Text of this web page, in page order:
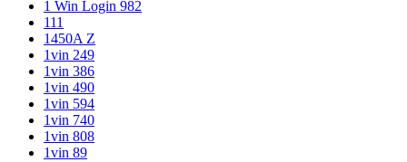
1 Win Login 982
111
1450A Z
1vin 249
1vin 386
1vin 490
1vin 594
1vin 740
1vin 808
1vin 89